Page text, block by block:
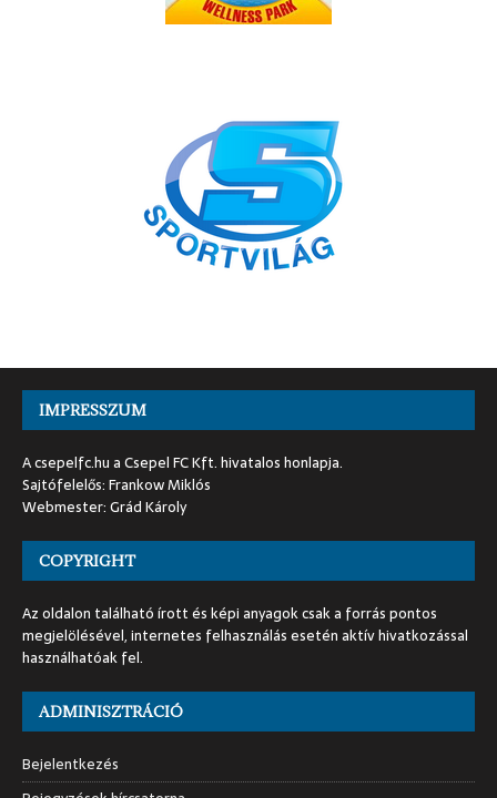
IMPRESSZUM
A csepelfc.hu a Csepel FC Kft. hivatalos honlapja.
Sajtófelelős: Frankow Miklós
Webmester: Grád Károly
COPYRIGHT
Az oldalon található írott és képi anyagok csak a forrás pontos
megjelölésével, internetes felhasználás esetén aktív hivatkozással
használhatóak fel.
ADMINISZTRÁCIÓ
Bejelentkezés